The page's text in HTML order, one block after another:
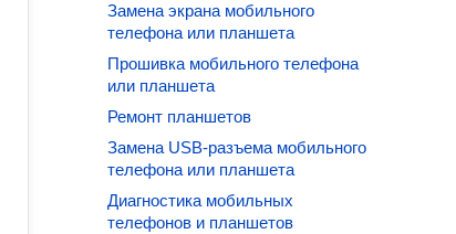
Замена экрана мобильного
телефона или планшета
Прошивка мобильного телефона
или планшета
Ремонт планшетов
Замена USB-разъема мобильного
телефона или планшета
Диагностика мобильных
телефонов и планшетов